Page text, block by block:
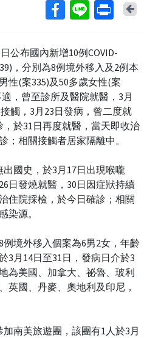
公布國內新增10例COVID-
，分別為8例境外移入及2例本
性(案335)及50多歲女性(案
，曾至診所及醫院就醫，3月
觸，3月23日發病，曾二度就
於31日再度就醫，當天即收治
；相關接觸者居家隔離中。
國史，於3月17日出現喉嚨
日發燒就醫，30日因症狀持續
住院採檢，於今日確診；相關
染源。
境外移入個案為6男2女，年齡
3月14日至31日，發病日介於3
為美國、加拿大、祕魯、玻利
英國、丹麥、奧地利及印尼，
南美旅遊團，該團有1人於3月